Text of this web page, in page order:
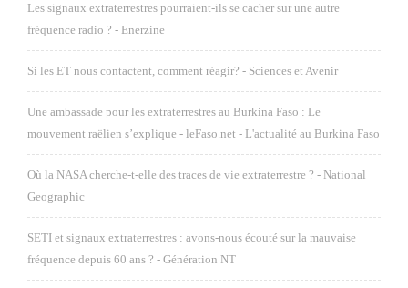
Les signaux extraterrestres pourraient-ils se cacher sur une autre
fréquence radio ? - Enerzine
Si les ET nous contactent, comment réagir? - Sciences et Avenir
Une ambassade pour les extraterrestres au Burkina Faso : Le
mouvement raëlien s’explique - leFaso.net - L'actualité au Burkina Faso
Où la NASA cherche-t-elle des traces de vie extraterrestre ? - National
Geographic
SETI et signaux extraterrestres : avons-nous écouté sur la mauvaise
fréquence depuis 60 ans ? - Génération NT